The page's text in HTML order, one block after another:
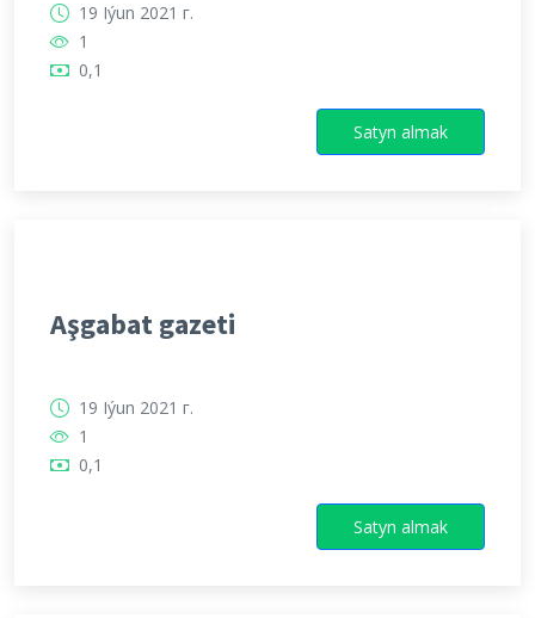
19 Iýun 2021 г.
1
0,1
Satyn almak
Aşgabat gazeti
19 Iýun 2021 г.
1
0,1
Satyn almak